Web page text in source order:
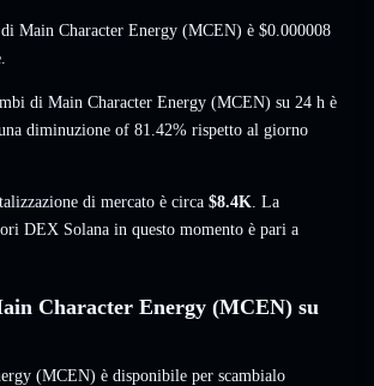
Main Character Energy (MCEN) è $0.000008
di Main Character Energy (MCEN) su 24 h è
diminuzione of 81.42% rispetto al giorno
di mercato è circa $8.4K. La
DEX Solana in questo momento è pari a
Character Energy (MCEN) su
(MCEN) è disponibile per scambialo